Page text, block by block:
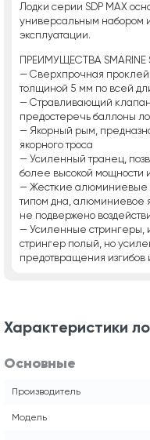
Лодки серии SDP MAX
универсальным набором
эксплуатации.
ПРЕИМУЩЕСТВА SMARINE
— Сверхпрочная
толщиной 5 мм по всей
— Стравливающий
предостеречь баллоны
— Якорный рым,
якорного троса
— Усиленный транец,
более высокой мощности
— Жесткие алюминиевые
типом дна, алюминиевое
не подвержено
— Усиленные стрингеры,
стрингер полый, но
предотвращения
Характеристики
Основные
Производитель
Модель